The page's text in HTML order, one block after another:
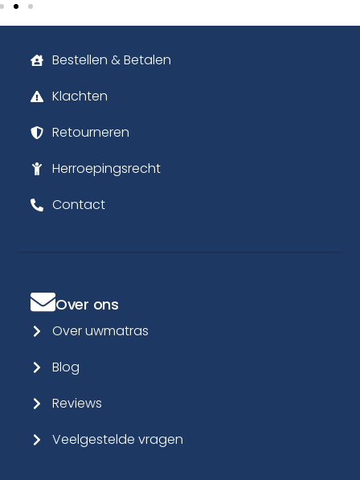
Bestellen & Betalen
Klachten
Retourneren
Herroepingsrecht
Contact
Over ons
Over uwmatras
Blog
Reviews
Veelgestelde vragen